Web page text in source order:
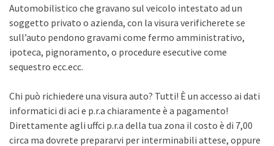
Automobilistico che gravano sul veicolo intestato ad un
soggetto privato o azienda, con la visura verificherete se
sull’auto pendono gravami come fermo amministrativo,
ipoteca, pignoramento, o procedure esecutive come
sequestro ecc.ecc.
Chi può richiedere una visura auto? Tutti! È un accesso ai dati
informatici di aci e p.r.a chiaramente è a pagamento!
Direttamente agli uffci p.r.a della tua zona il costo è di 7,00
circa ma dovrete prepararvi per interminabili attese, oppure